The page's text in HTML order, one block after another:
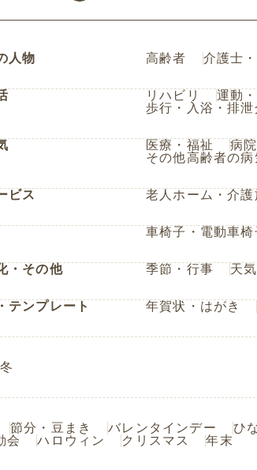
人物 高齢者 介護士
リハビリ 運動
歩行・入浴・排泄
医療・福祉 病
その他高齢者の病
ビス 老人ホーム・介護
車椅子・電動車椅
・その他 季節・行事 天気
テンプレート 年賀状・はがき
冬
節分・豆まき バレンタインデー ひ
会 ハロウィン クリスマス 年末